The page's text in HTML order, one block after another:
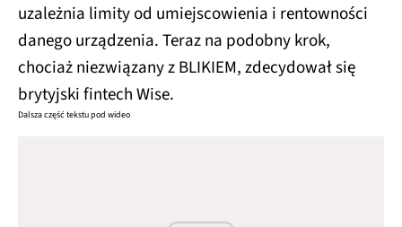
uzależnia limity od umiejscowienia i rentowności
danego urządzenia. Teraz na podobny krok,
chociaż niezwiązany z BLIKIEM, zdecydował się
brytyjski fintech Wise.
Dalsza część tekstu pod wideo